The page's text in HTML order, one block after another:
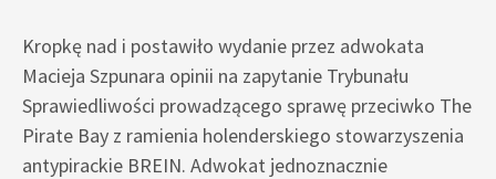
Kropkę nad i postawiło wydanie przez adwokata
Macieja Szpunara opinii na zapytanie Trybunału
Sprawiedliwości prowadzącego sprawę przeciwko The
Pirate Bay z ramienia holenderskiego stowarzyszenia
antypirackie BREIN. Adwokat jednoznacznie